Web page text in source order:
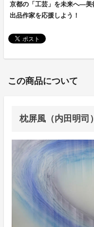
京都の「工芸」を未来へ―美
出品作家を応援しよう！
この商品について
枕屏風（内田明司）